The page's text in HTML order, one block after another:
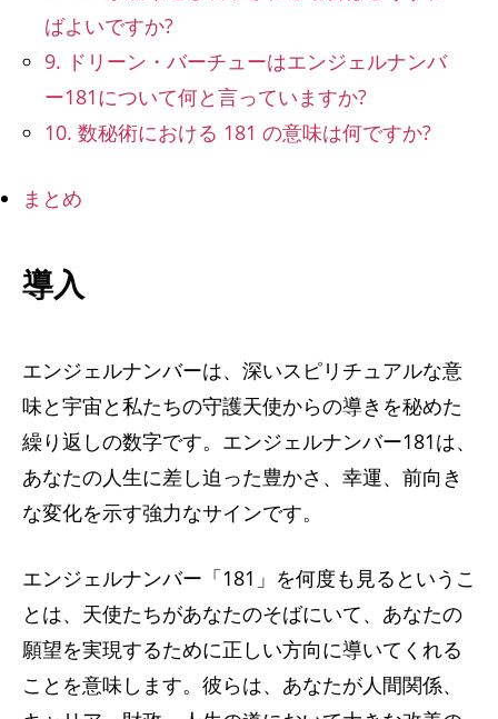
ばよいですか?
9. ドリーン・バーチューはエンジェルナンバ
ー181について何と言っていますか?
10. 数秘術における 181 の意味は何ですか?
まとめ
導入
エンジェルナンバーは、深いスピリチュアルな意
味と宇宙と私たちの守護天使からの導きを秘めた
繰り返しの数字です。エンジェルナンバー181は、
あなたの人生に差し迫った豊かさ、幸運、前向き
な変化を示す強力なサインです。
エンジェルナンバー「181」を何度も見るというこ
とは、天使たちがあなたのそばにいて、あなたの
願望を実現するために正しい方向に導いてくれる
ことを意味します。彼らは、あなたが人間関係、